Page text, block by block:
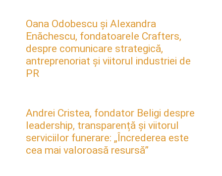
Oana Odobescu și Alexandra
Enăchescu, fondatoarele Crafters,
despre comunicare strategică,
antreprenoriat și viitorul industriei de
PR
Andrei Cristea, fondator Beligi despre
leadership, transparență și viitorul
serviciilor funerare: „Încrederea este
cea mai valoroasă resursă”